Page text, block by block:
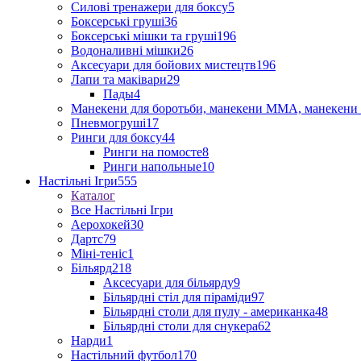
Силові тренажери для боксу5
Боксерські груші36
Боксерські мішки та груші196
Водоналивні мішки26
Аксесуари для бойових мистецтв196
Лапи та маківари29
Пады4
Манекени для боротьби, манекени ММА, манекени
Пневмогруші17
Ринги для боксу44
Ринги на помосте8
Ринги напольные10
Настільні Ігри555
Каталог
Все Настільні Ігри
Аерохокей30
Дартс79
Міні-теніс1
Більярд218
Аксесуари для більярду9
Більярдні стіл для піраміди97
Більярдні столи для пулу - американка48
Більярдні столи для снукера62
Нарди1
Настільний футбол170